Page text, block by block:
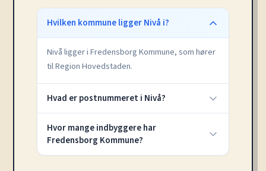
Hvilken kommune ligger Nivå i?
Nivå ligger i Fredensborg Kommune, som hører
til Region Hovedstaden.
Hvad er postnummeret i Nivå?
Hvor mange indbyggere har
Fredensborg Kommune?